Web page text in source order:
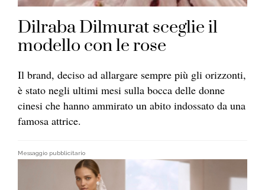
Dilraba Dilmurat sceglie il
modello con le rose
Il brand, deciso ad allargare sempre più gli orizzonti,
è stato negli ultimi mesi sulla bocca delle donne
cinesi che hanno ammirato un abito indossato da una
famosa attrice.
Messaggio pubblicitario